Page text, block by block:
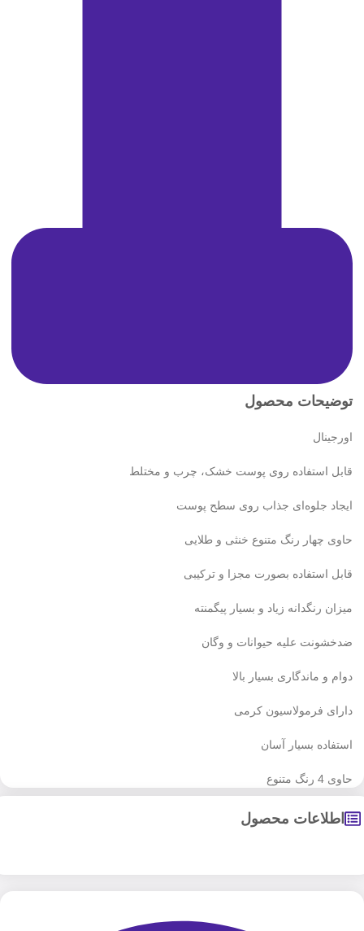
توضیحات محصول
اورجینال
قابل استفاده روی پوست خشک، چرب و مختلط
ایجاد جلوه‌ای جذاب روی سطح پوست
حاوی چهار رنگ متنوع خنثی و طلایی
قابل استفاده بصورت مجزا و ترکیبی
میزان رنگدانه زیاد و بسیار پیگمنته
ضدخشونت علیه حیوانات و وگان
دوام و ماندگاری بسیار بالا
دارای فرمولاسیون کرمی
استفاده بسیار آسان
حاوی 4 رنگ متنوع
اطلاعات محصول